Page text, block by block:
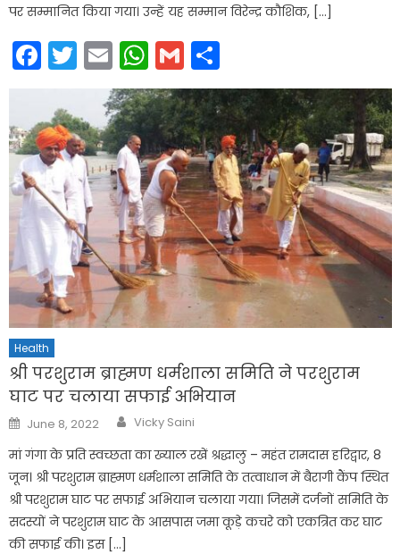
पर सम्मानित किया गया। उन्हें यह सम्मान विरेन्द्र कौशिक, […]
Facebook
Twitter
EmailWhatsApp
Gmail
Health
श्री परशुराम ब्राह्मण धर्मशाला समिति ने परशुराम
घाट पर चलाया सफाई अभियान
Posted
on
June 8, 2022 Author
Vicky Saini
मां गंगा के प्रति स्वच्छता का ख्याल रखें श्रद्धालु – महंत रामदास हरिद्वार, 8
जून। श्री परशुराम ब्राह्मण धर्मशाला समिति के तत्वाधान में बैरागी कैंप स्थित
श्री परशुराम घाट पर सफाई अभियान चलाया गया। जिसमें दर्जनों समिति के
सदस्यों ने परशुराम घाट के आसपास जमा कूड़े कचरे को एकत्रित कर घाट
की सफाई की। इस […]